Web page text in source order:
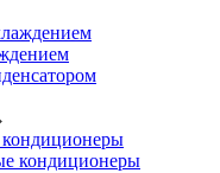
кондиционеры